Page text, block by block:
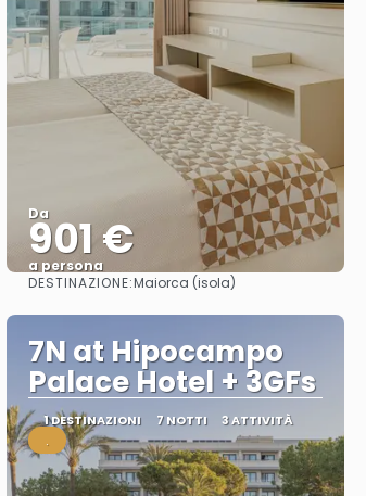
Da
901 €
a persona
Vedere
DESTINAZIONE:Maiorca (isola)
7N at Hipocampo
Palace Hotel + 3GFs
1 DESTINAZIONI 7 NOTTI 3 ATTIVITÀ
.